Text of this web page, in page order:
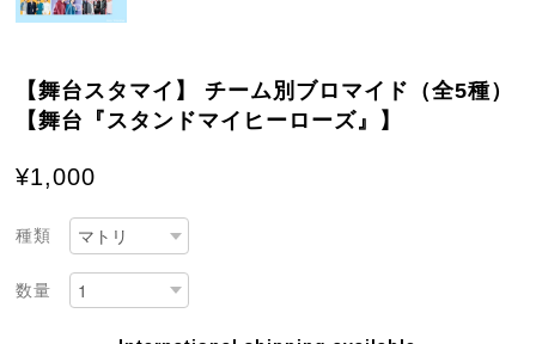
【舞台スタマイ】 チーム別ブロマイド（全5種）
【舞台『スタンドマイヒーローズ』】
¥1,000
種類
数量